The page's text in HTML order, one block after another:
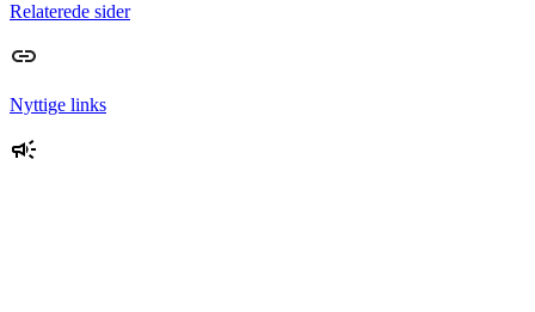
Relaterede sider
Nyttige links